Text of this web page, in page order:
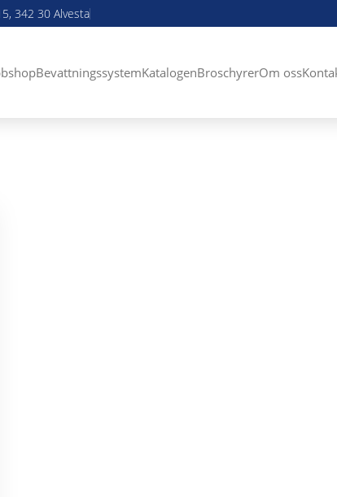
342 30 Alvesta
BevattningssystemKatalogenBroschyrerOm oss